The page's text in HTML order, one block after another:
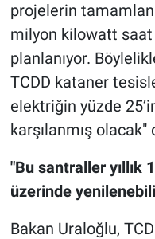
projelerin
milyon kilowatt
planlanıyor.
TCDD kataner
elektriğin yüzde
karşılanmış
"Bu santraller
üzerinde
Bakan Uraloğlu,